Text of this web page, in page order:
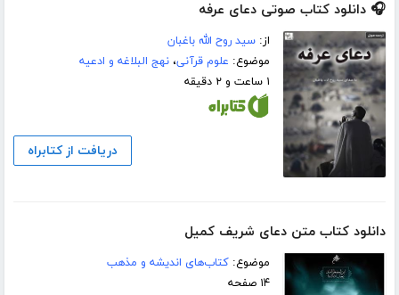
🎧 دانلود کتاب صوتی دعای عرفه
از:سید روح الله باغبان
موضوع: علوم قرآنی،نهج البلاغه و ادعیه
۱ ساعت و ۲ دقیقه
دریافت از کتابراه
دانلود کتاب متن دعای شریف کمیل
موضوع:کتاب‌های اندیشه و مذهب
۱۴ صفحه